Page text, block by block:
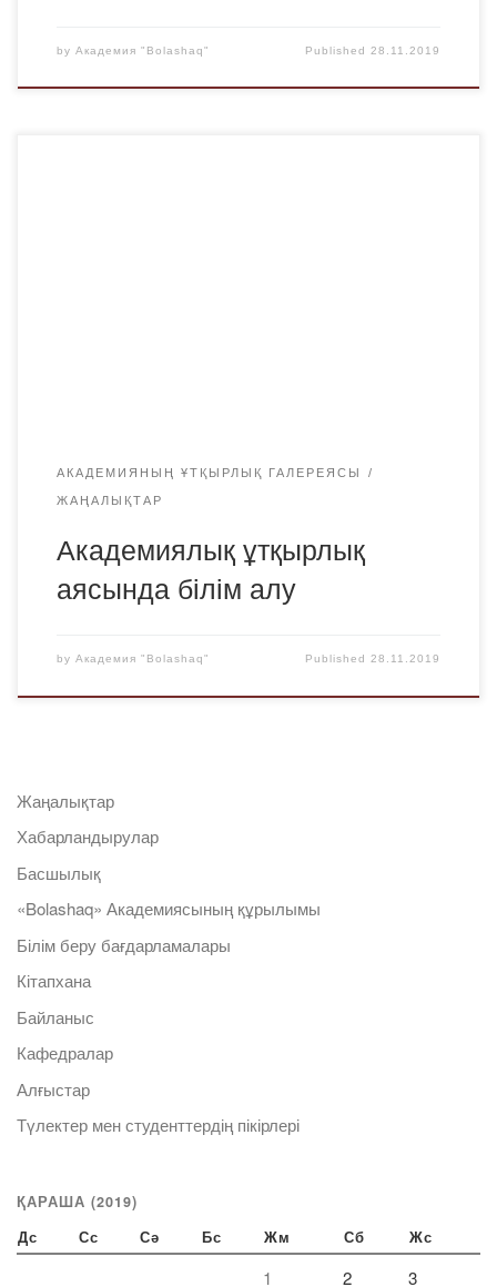
by Академия "Bolashaq" Published28.11.2019
АКАДЕМИЯНЫҢ ҰТҚЫРЛЫҚ ГАЛЕРЕЯСЫ
ЖАҢАЛЫҚТАР
Академиялық ұтқырлық
аясында білім алу
by Академия "Bolashaq" Published28.11.2019
Жаңалықтар
Хабарландырулар
Басшылық
«Bolashaq» Академиясының құрылымы
Білім беру бағдарламалары
Кітапхана
Байланыс
Кафедралар
Алғыстар
Түлектер мен студенттердің пікірлері
ҚАРАША (2019)
Дс Сс Сә Бс Жм Сб Жс
1 2 3